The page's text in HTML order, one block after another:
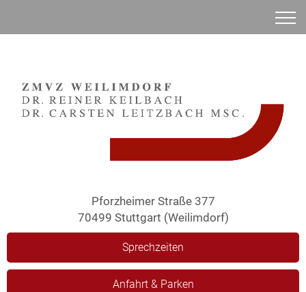
Pforzheimer Straße 377
70499 Stuttgart (Weilimdorf)
Sprechzeiten
Anfahrt & Parken